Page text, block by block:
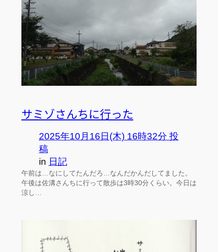
サミゾさんちに行った
2025年10月16日(木) 16時32分 投
稿
in 日記
午前は…なにしてたんだろ…なんだかんだしてました。
午後は佐溝さんちに行って散歩は3時30分くらい。今日は
涼し…